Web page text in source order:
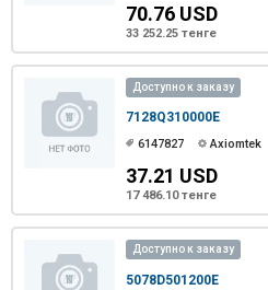
70.76 USD
33 252.25 тенге
Доступно к заказу
7128Q310000E
6147827 Axiomtek
37.21 USD
17 486.10 тенге
Доступно к заказу
5078D501200E